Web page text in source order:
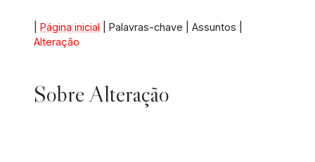
Página inicial | Palavras-chave | Assuntos |
Alteração
SobreAlteração